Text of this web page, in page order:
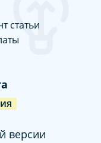
статьи
версии